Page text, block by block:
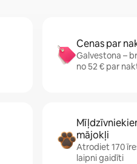
Cenas par
Galvestona –
no 52 € par
mājokļi
Atrodiet 170
laipni gaidīti